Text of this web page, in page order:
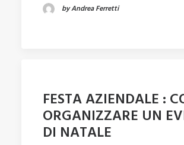
by Andrea Ferretti
FESTA AZIENDALE :
ORGANIZZARE UN
DI NATALE